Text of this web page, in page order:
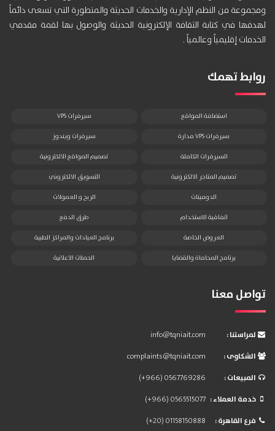
ومجموعة من النظم الإدارية والخدمات الحديثة والمتطورة التي تسعى دائماً
لهدفها في كتابة الثقافة الإلكترونية الحديثة والوصول بها لقمة مقدمي
الخدمات إقليمياً وعالمياً .
روابط تهمك
استضافة المواقع سيرفرات VPS
سيرفرات VPS مدارة سيرفرات ويندوز
السيرفرات الكاملة تصميم المواقع الالكترونية
تصميم المتاجر الالكترونية التسويق الالكتروني
الدومينات الربح و العمولات
اتفاقية الاستخدام طرق الدفع
العروض الخاصة برنامج العيادات والمراكز الطبية
برنامج المحاماة والقضايا الحملات الاعلانية
تواصل معنا
: لمراستنا
info@tqniait.com
: الشكاوى
complaints@tqniait.com
: المبيعات
(+966) 0567769286
: خدمة العملاء
(+966) 0565515077
: فرع القاهرة
(+20) 01158150888